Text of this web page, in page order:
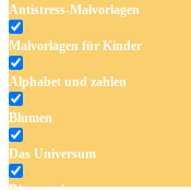
Antistress-Malvorlagen
Malvorlagen für Kinder
Alphabet und zahlen
Blumen
Das Universum